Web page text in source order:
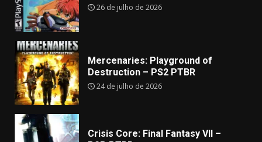
26 de julho de 2026
Mercenaries: Playground of
Destruction – PS2 PTBR
24 de julho de 2026
Crisis Core: Final Fantasy VII –